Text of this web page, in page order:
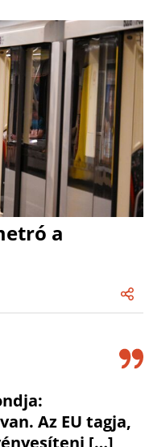
a
Az EU tagja,